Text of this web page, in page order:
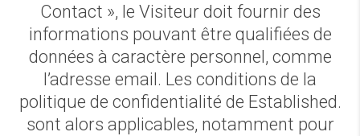
Contact », le Visiteur doit fournir des
informations pouvant être qualifiées de
données à caractère personnel, comme
l’adresse email. Les conditions de la
politique de confidentialité de Established.
sont alors applicables, notamment pour